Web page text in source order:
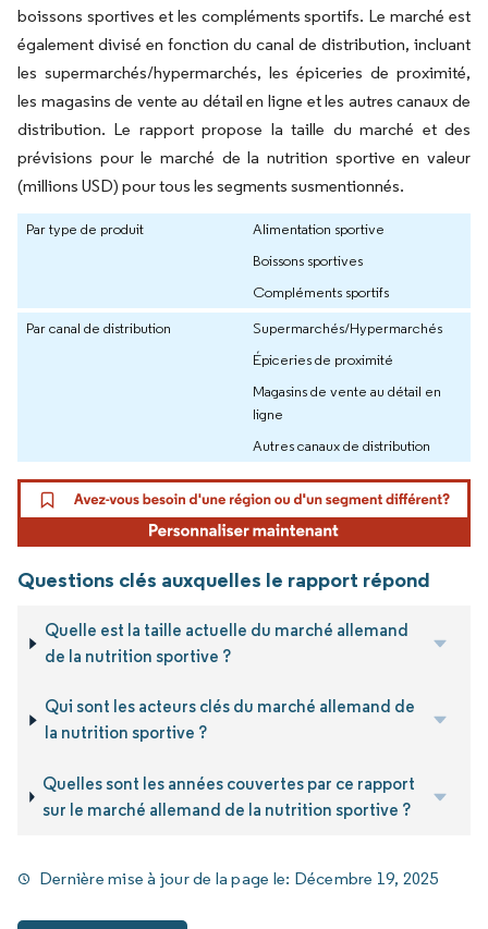
boissons sportives et les compléments sportifs. Le marché est
également divisé en fonction du canal de distribution, incluant
les supermarchés/hypermarchés, les épiceries de proximité,
les magasins de vente au détail en ligne et les autres canaux de
distribution. Le rapport propose la taille du marché et des
prévisions pour le marché de la nutrition sportive en valeur
(millions USD) pour tous les segments susmentionnés.
Par type de produit
Alimentation sportive
Boissons sportives
Compléments sportifs
Par canal de distribution
Supermarchés/Hypermarchés
Épiceries de proximité
Magasins de vente au détail en
ligne
Autres canaux de distribution
Questions clés auxquelles le rapport répond
Quelle est la taille actuelle du marché allemand
de la nutrition sportive ?
Qui sont les acteurs clés du marché allemand de
la nutrition sportive ?
Quelles sont les années couvertes par ce rapport
sur le marché allemand de la nutrition sportive ?
Dernière mise à jour de la page le: Décembre 19, 2025